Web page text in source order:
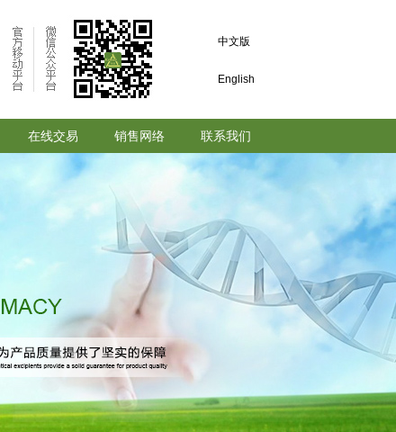
中文版
English
在线交易 销售网络 联系我们